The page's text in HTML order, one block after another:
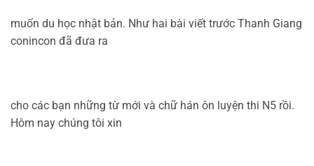
muốn du học nhật bản. Như hai bài viết trước Thanh Giang
conincon đã đưa ra
cho các bạn những từ mới và chữ hán ôn luyện thi N5 rồi.
Hôm nay chúng tôi xin